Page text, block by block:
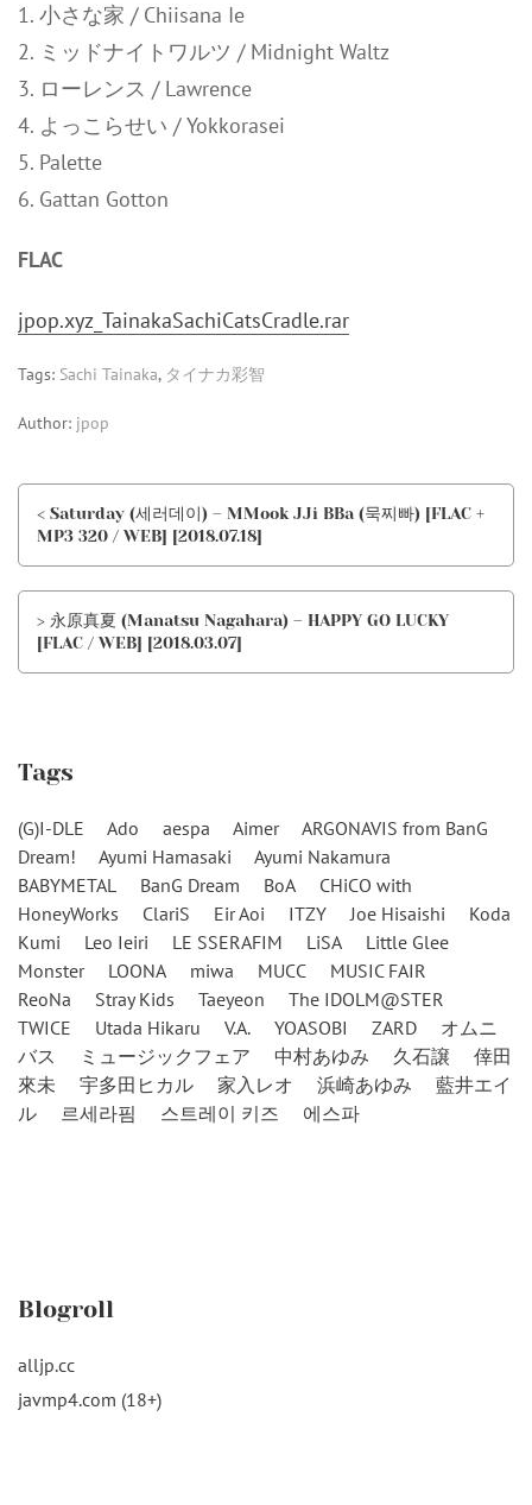
1. 小さな家 / Chiisana Ie
2. ミッドナイトワルツ / Midnight Waltz
3. ローレンス / Lawrence
4. よっこらせい / Yokkorasei
5. Palette
6. Gattan Gotton
FLAC
jpop.xyz_TainakaSachiCatsCradle.rar
Tags: Sachi Tainaka, タイナカ彩智
Author: jpop
< Saturday (세러데이) – MMook JJi BBa (묵찌빠) [FLAC +
MP3 320 / WEB] [2018.07.18]
> 永原真夏 (Manatsu Nagahara) – HAPPY GO LUCKY
[FLAC / WEB] [2018.03.07]
Tags
(G)I-DLE Ado aespa Aimer
ARGONAVIS from BanG
Dream!
Ayumi Hamasaki
Ayumi Nakamura
BABYMETAL
BanG Dream BoA
CHiCO with
HoneyWorks
ClariS Eir Aoi ITZY Joe Hisaishi
Koda
Kumi
Leo Ieiri LE SSERAFIM LiSA
Little Glee
Monster
LOONA miwa MUCC
MUSIC FAIR
ReoNa
Stray Kids Taeyeon
The IDOLM@STER
TWICE
Utada Hikaru V.A. YOASOBI ZARD
オムニ
バス
ミュージックフェア 中村あゆみ 久石譲
倖田
來未
宇多田ヒカル 家入レオ 浜崎あゆみ
藍井エイ
ル
르세라핌 스트레이 키즈 에스파
Blogroll
alljp.cc
javmp4.com (18+)